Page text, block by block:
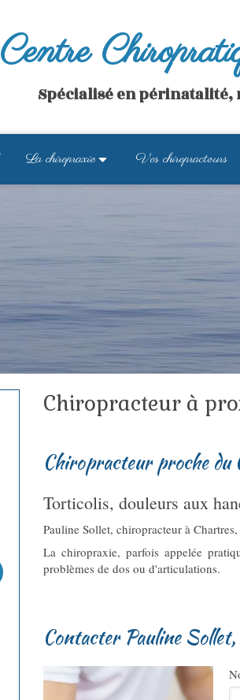
Centre
Spécialisé en
La chiropraxie Vos chiropracteurs
Chiropracteur à
Chiropracteur proche du
Torticolis, douleurs aux
Pauline Sollet, chiropracteur à
La chiropraxie, parfois appelée
problèmes de dos ou d'articulations.
Contacter Pauline